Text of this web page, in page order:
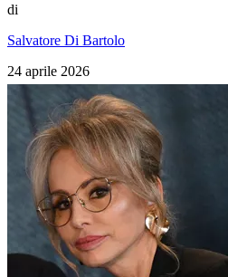
di
Salvatore Di Bartolo
24 aprile 2026